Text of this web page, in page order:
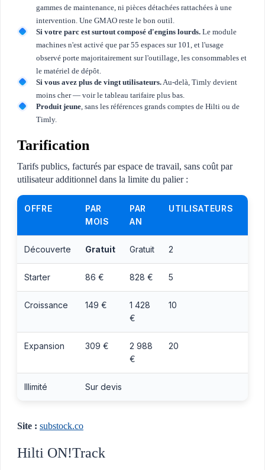
gammes de maintenance, ni pièces détachées rattachées à une
intervention. Une GMAO reste le bon outil.
Si votre parc est surtout composé d'engins lourds. Le module
machines n'est activé que par 55 espaces sur 101, et l'usage
observé porte majoritairement sur l'outillage, les consommables et
le matériel de dépôt.
Si vous avez plus de vingt utilisateurs.Au-delà, Timly devient
moins cher — voir le tableau tarifaire plus bas.
Produit jeune, sans les références grands comptes de Hilti ou de
Timly.
Tarification
Tarifs publics, facturés par espace de travail, sans coût par
utilisateur additionnel dans la limite du palier :
OFFRE
PAR
MOIS
PAR
AN
UTILISATEURS
Découverte Gratuit Gratuit 2
Starter 86 € 828 € 5
Croissance 149 €
1 428
€
10
Expansion 309 €
2 988
€
20
Illimité Sur devis
Site : substock.co
Hilti ON!Track